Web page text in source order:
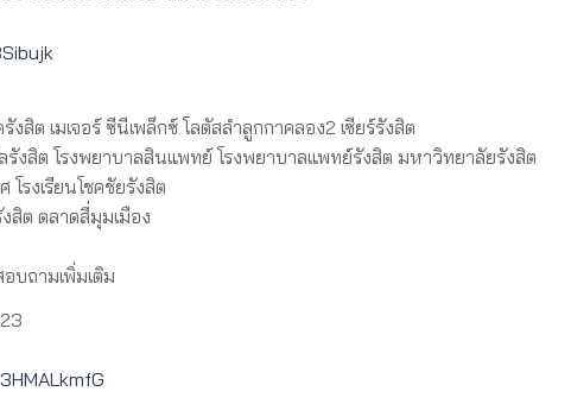
สิต เมเจอร์ ซีนีเพล็กซ์ โลตัสลำลูกกาคลอง2 เซียร์รังสิต
ลรังสิต โรงพยาบาลสินแพทย์ โรงพยาบาลแพทย์รังสิต มหาวิทยาลัยรังสิต
โรงเรียนโชคชัยรังสิต
สิต ตลาดสี่มุมเมือง
บถามเพิ่มเติม